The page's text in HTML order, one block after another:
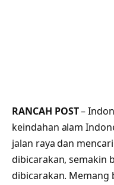
RANCAH POST–
keindahan alam
jalan raya dan
dibicarakan, semakin
dibicarakan. Memang